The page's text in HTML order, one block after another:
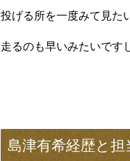
投げる所を一度みて見た
走るのも早いみたいです
島津有希経歴と担